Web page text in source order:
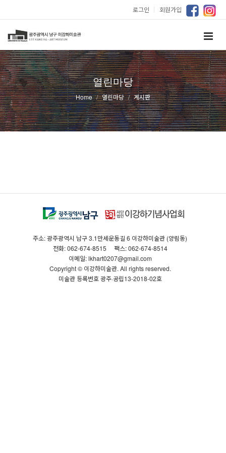
로그인 ｜ 회원가입
열린마당
Home 열린마당 게시판
주소: 광주광역시 남구 3.1만세운동길 6 이강하미술관 (양림동)
전화: 062-674-8515
팩스: 062-674-8514
이메일: lkhart0207@gmail.com
Copyright © 이강하미술관. All rights reserved.
미술관 등록번호 광주·공립13-2018-02호